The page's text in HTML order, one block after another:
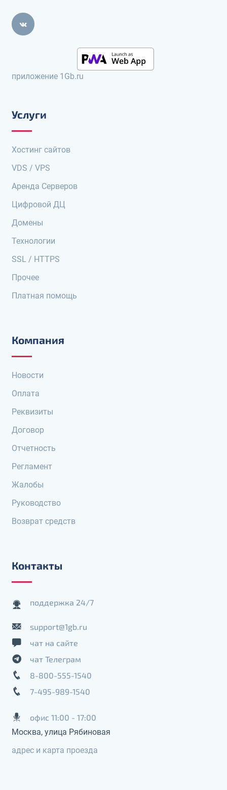
приложение 1Gb.ru
Услуги
Хостинг сайтов
VDS / VPS
Аренда Серверов
Цифровой ДЦ
Домены
Технологии
SSL / HTTPS
Прочее
Платная помощь
Компания
Новости
Оплата
Реквизиты
Договор
Отчетность
Регламент
Жалобы
Руководство
Возврат средств
Контакты
поддержка 24/7
support@1gb.ru
чат на сайте
чат Телеграм
8-800-555-1540
7-495-989-1540
офис 11:00 - 17:00
Москва, улица Рябиновая
адрес и карта проезда